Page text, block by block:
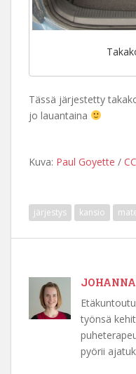
Tässä järjestetty
jo lauantaina
Kuva: Paul Goyette /
järjestys kansio
työnsä
pyörii